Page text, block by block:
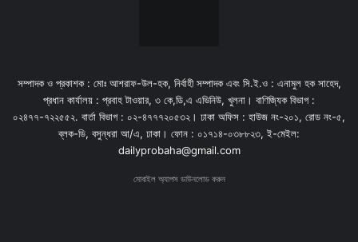
সম্পাদক ও প্রকাশক : মোঃ আশরাফ-উল-হক, নির্বাহী সম্পাদক এবং সি.ই.ও : এনামুল হক সাহেদ,
প্রধান কার্যালয় : প্রবাহ টাওয়ার, ৩ কে,ডি,এ এভিনিউ, খুলনা। বাণিজ্যিক বিভাগ :
০২৪৭৭-৭২২৫৫২. বার্তা বিভাগ : ০২-৪৭৭৭২০৫৩২। ঢাকা অফিস : হাউজ নং-২০১, রোড নং-৫,
ব্লক-ডি, বসুন্ধরা আ/এ, ঢাকা। ফোন : ০১৭১৪-০৩৮৮২৩, ই-মেইল:
dailyprobaha@gmail.com
মোবাইল অ্যাপস ডাউনলোড করুন